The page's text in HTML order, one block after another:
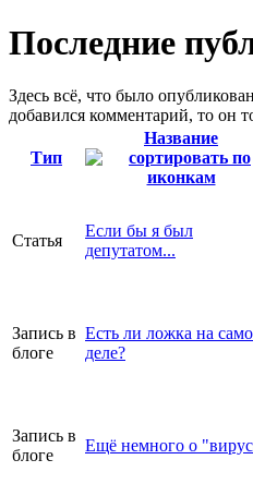
Последние
Здесь всё, что было
добавился комментарий, то он
Тип
Название
Статья
Если бы я был
депутатом...
Запись в
блоге
Есть ли ложка на
деле?
Запись в
блоге
Ещё немного о